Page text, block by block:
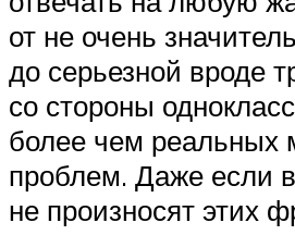
от не очень
до серьезной вроде
со стороны
более чем реальных
проблем. Даже если
не произносят этих